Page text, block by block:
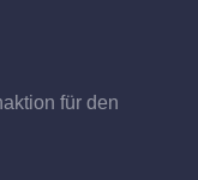
für den